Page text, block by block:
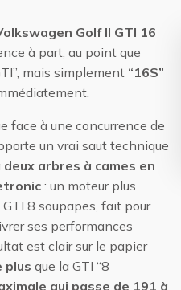
Golf II GTI 16
à part, au point que
mais simplement “16S”
face à une concurrence de
un vrai saut technique
deux arbres à cames en
: un moteur plus
8 soupapes, fait pour
ses performances
est clair sur le papier
plus que la GTI “8
qui passe de 191 à